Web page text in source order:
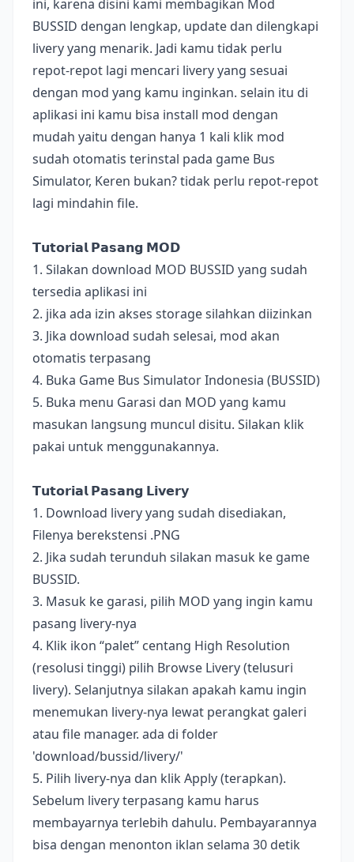
ini, karena disini kami membagikan Mod
BUSSID dengan lengkap, update dan dilengkapi
livery yang menarik. Jadi kamu tidak perlu
repot-repot lagi mencari livery yang sesuai
dengan mod yang kamu inginkan. selain itu di
aplikasi ini kamu bisa install mod dengan
mudah yaitu dengan hanya 1 kali klik mod
sudah otomatis terinstal pada game Bus
Simulator, Keren bukan? tidak perlu repot-repot
lagi mindahin file.
𝗧𝘂𝘁𝗼𝗿𝗶𝗮𝗹 𝗣𝗮𝘀𝗮𝗻𝗴 𝗠𝗢𝗗
1. Silakan download MOD BUSSID yang sudah
tersedia aplikasi ini
2. jika ada izin akses storage silahkan diizinkan
3. Jika download sudah selesai, mod akan
otomatis terpasang
4. Buka Game Bus Simulator Indonesia (BUSSID)
5. Buka menu Garasi dan MOD yang kamu
masukan langsung muncul disitu. Silakan klik
pakai untuk menggunakannya.
𝗧𝘂𝘁𝗼𝗿𝗶𝗮𝗹 𝗣𝗮𝘀𝗮𝗻𝗴 𝗟𝗶𝘃𝗲𝗿𝘆
1. Download livery yang sudah disediakan,
Filenya berekstensi .PNG
2. Jika sudah terunduh silakan masuk ke game
BUSSID.
3. Masuk ke garasi, pilih MOD yang ingin kamu
pasang livery-nya
4. Klik ikon “palet” centang High Resolution
(resolusi tinggi) pilih Browse Livery (telusuri
livery). Selanjutnya silakan apakah kamu ingin
menemukan livery-nya lewat perangkat galeri
atau file manager. ada di folder
'download/bussid/livery/'
5. Pilih livery-nya dan klik Apply (terapkan).
Sebelum livery terpasang kamu harus
membayarnya terlebih dahulu. Pembayarannya
bisa dengan menonton iklan selama 30 detik